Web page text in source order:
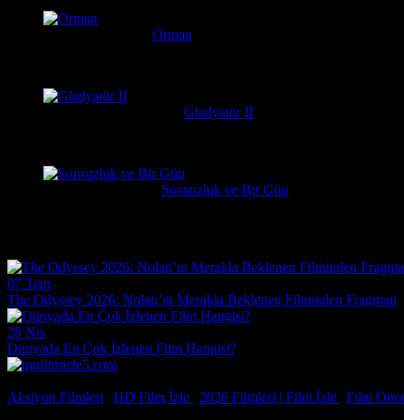
Orman
Gladyatör II
Sonsuzluk ve Bir Gün
07 Tem
The Odyssey 2026: Nolan’ın Merakla Beklenen Filminden Fragman
28 Nis
Dünyada En Çok İzlenen Film Hangisi?
Aksiyon Filmleri
HD Film İzle 2026 Filmleri | Film İzle Film